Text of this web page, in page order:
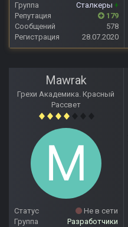
Группа
Сталкеры +
Репутация
179
Сообщений
578
Регистрация
28.07.2020
Mawrak
Грехи Академика. Красный
Рассвет
Статус
Не в сети
Группа
Разработчики